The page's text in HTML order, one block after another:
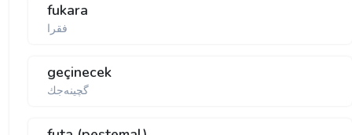
fukara
فقرا
geçinecek
گچینەجك